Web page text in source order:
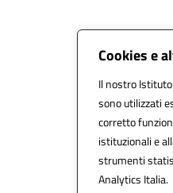
Cookies e
Il nostro
sono utilizzati
corretto
istituzionali e
strumenti
Analytics Italia.